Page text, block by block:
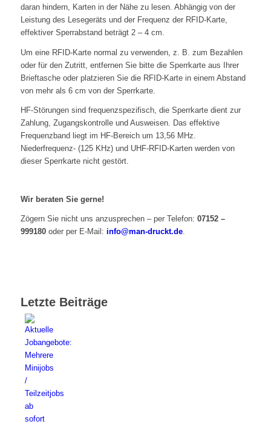
daran hindern, Karten in der Nähe zu lesen. Abhängig von der
Leistung des Lesegeräts und der Frequenz der RFID-Karte,
effektiver Sperrabstand beträgt 2 – 4 cm.
Um eine RFID-Karte normal zu verwenden, z. B. zum Bezahlen
oder für den Zutritt, entfernen Sie bitte die Sperrkarte aus Ihrer
Brieftasche oder platzieren Sie die RFID-Karte in einem Abstand
von mehr als 6 cm von der Sperrkarte.
HF-Störungen sind frequenzspezifisch, die Sperrkarte dient zur
Zahlung, Zugangskontrolle und Ausweisen. Das effektive
Frequenzband liegt im HF-Bereich um 13,56 MHz.
Niederfrequenz- (125 KHz) und UHF-RFID-Karten werden von
dieser Sperrkarte nicht gestört.
Wir beraten Sie gerne!
Zögern Sie nicht uns anzusprechen – per Telefon: 07152 –
999180oder per E-Mail: info@man-druckt.de.
Letzte Beiträge